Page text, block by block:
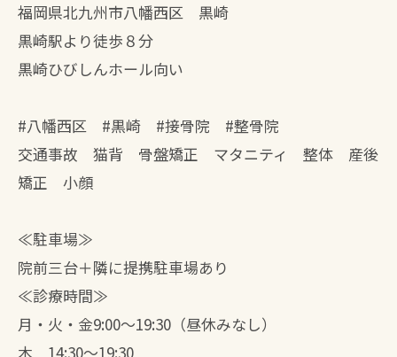
福岡県北九州市八幡西区 黒崎
黒崎駅より徒歩８分
黒崎ひびしんホール向い
#八幡西区 #黒崎 #接骨院 #整骨院
交通事故 猫背 骨盤矯正 マタニティ 整体 産後
矯正 小顔
≪駐車場≫
院前三台＋隣に提携駐車場あり
≪診療時間≫
月・火・金9:00～19:30（昼休みなし）
木 14:30～19:30